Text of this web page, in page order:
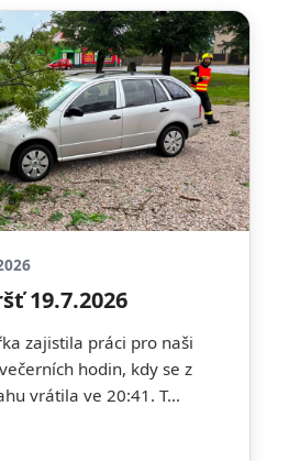
19.7.2026
zajistila práci pro naši
hodin, kdy se z
vrátila ve 20:41. T...